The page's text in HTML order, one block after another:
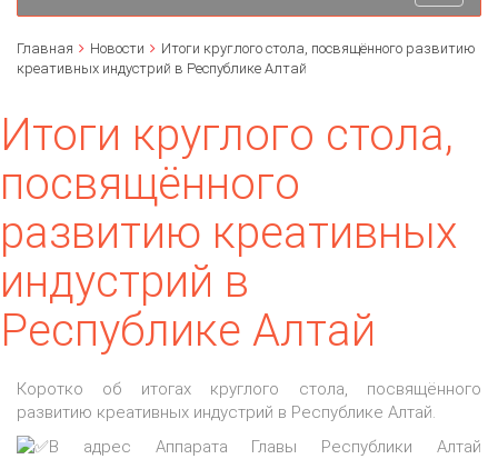
Главная Новости
Итоги круглого стола, посвящённого развитию
креативных индустрий в Республике Алтай
Итоги круглого стола,
посвящённого
развитию креативных
индустрий в
Республике Алтай
Коротко об итогах круглого стола, посвящённого
развитию креативных индустрий в Республике Алтай.
В адрес Аппарата Главы Республики Алтай